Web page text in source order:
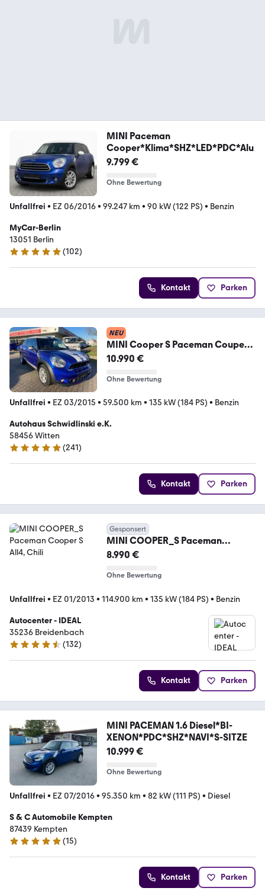
MINI Paceman
Cooper*Klima*SHZ*LED*PDC*Alu
9.799 €
Ohne Bewertung
Unfallfrei • EZ 06/2016• 99.247 km • 90 kW (122 PS) • Benzin
MyCar-Berlin
13051 Berlin
4.9 Sterne
(102)
Kontakt Parken
NEU
MINI Cooper S Paceman Coupe
ALL4 Autom. Nur an Gewer
10.990 €
Ohne Bewertung
Unfallfrei • EZ 03/2015 • 59.500 km • 135 kW (184 PS) • Benzin
Autohaus Schwidlinski e.K.
58456 Witten
4.9 Sterne
(241)
Kontakt Parken
Gesponsert
MINI COOPER_S Paceman
Cooper S All4, Chili
8.990 €
Ohne Bewertung
Unfallfrei • EZ 01/2013 • 114.900 km • 135 kW (184 PS) • Benzin
Autocenter - IDEAL
35236 Breidenbach
4.6 Sterne
(132)
Kontakt Parken
MINI PACEMAN 1.6 Diesel*BI-
XENON*PDC*SHZ*NAVI*S-SITZE
10.999 €
Ohne Bewertung
Unfallfrei • EZ 07/2016• 95.350 km • 82 kW (111 PS) • Diesel
S & C Automobile Kempten
87439 Kempten
4.9 Sterne
(15)
Kontakt Parken